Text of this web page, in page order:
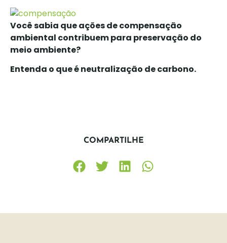
Você sabia que ações de compensação
ambiental contribuem para preservação do
meio ambiente?
Entenda o que é neutralização de carbono.
COMPARTILHE